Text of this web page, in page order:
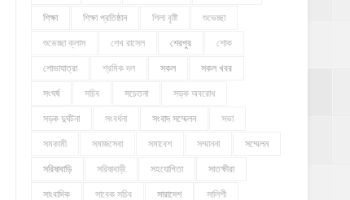
শিক্ষা শিক্ষা প্রতিষ্ঠান শিলা বৃষ্টি শুভেচ্ছা
শুভেচ্ছা ক্লাস শেখ রাসেল শেরপুর শোক
শোভাযাত্রা শ্রমিক দল সকল সকল খবর
সংঘর্ষ সচিব সচেতনা সড়ক অবরোধ
সড়ক দুর্ঘটনা সংবর্ধনা সংবাদ সম্মেলন সভা
সমকামী সমাজসেবা সমাবেশ সম্মাননা সম্মেলন
সরিষাবাড়ি সরিষাবাড়ী সহযোগিতা সাতক্ষীরা
সাংবাদিক সাবেক সচিব সারাদেশ সালিশী